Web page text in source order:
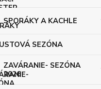
SPORÁKY A KACHLE
SEZÓNA
ZAVÁRANIE- SEZÓNA
2026